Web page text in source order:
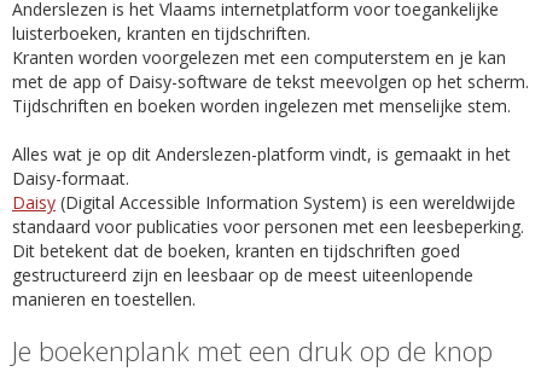
Anderslezen is het Vlaams internetplatform voor toegankelijke
luisterboeken, kranten en tijdschriften.
Kranten worden voorgelezen met een computerstem en je kan
met de app of Daisy-software de tekst meevolgen op het scherm.
Tijdschriften en boeken worden ingelezen met menselijke stem.
Alles wat je op dit Anderslezen-platform vindt, is gemaakt in het
Daisy-formaat.
Daisy (Digital Accessible Information System) is een wereldwijde
standaard voor publicaties voor personen met een leesbeperking.
Dit betekent dat de boeken, kranten en tijdschriften goed
gestructureerd zijn en leesbaar op de meest uiteenlopende
manieren en toestellen.
Je boekenplank met een druk op de knop